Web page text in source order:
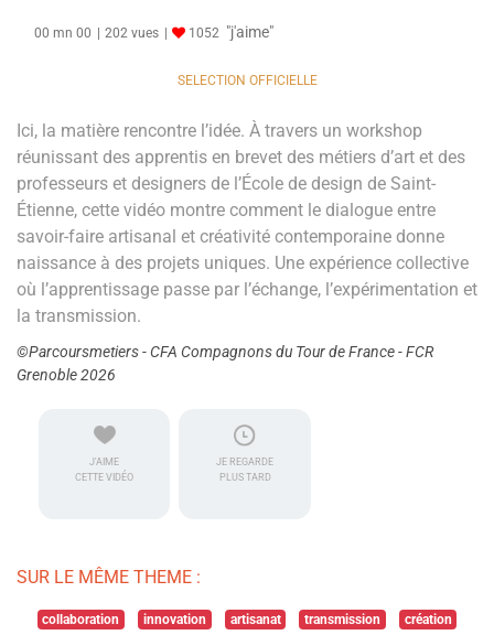
00 mn 00 202 vues 1052 "j'aime"
SELECTION OFFICIELLE
Ici, la matière rencontre l’idée. À travers un workshop
réunissant des apprentis en brevet des métiers d’art et des
professeurs et designers de l’École de design de Saint-
Étienne, cette vidéo montre comment le dialogue entre
savoir-faire artisanal et créativité contemporaine donne
naissance à des projets uniques. Une expérience collective
où l’apprentissage passe par l’échange, l’expérimentation et
la transmission.
©Parcoursmetiers - CFA Compagnons du Tour de France - FCR
Grenoble 2026
J'AIME
CETTE VIDÉO
JE REGARDE
PLUS TARD
SUR LE MÊME THEME :
collaboration innovation artisanat transmission création